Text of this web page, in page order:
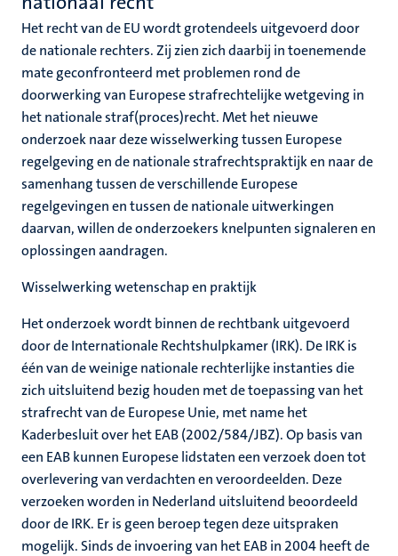
Het recht van de EU wordt grotendeels uitgevoerd door
de nationale rechters. Zij zien zich daarbij in toenemende
mate geconfronteerd met problemen rond de
doorwerking van Europese strafrechtelijke wetgeving in
het nationale straf(proces)recht. Met het nieuwe
onderzoek naar deze wisselwerking tussen Europese
regelgeving en de nationale strafrechtspraktijk en naar de
samenhang tussen de verschillende Europese
regelgevingen en tussen de nationale uitwerkingen
daarvan, willen de onderzoekers knelpunten signaleren en
oplossingen aandragen.
Wisselwerking wetenschap en praktijk
Het onderzoek wordt binnen de rechtbank uitgevoerd
door de Internationale Rechtshulpkamer (IRK). De IRK is
één van de weinige nationale rechterlijke instanties die
zich uitsluitend bezig houden met de toepassing van het
strafrecht van de Europese Unie, met name het
Kaderbesluit over het EAB (2002/584/JBZ). Op basis van
een EAB kunnen Europese lidstaten een verzoek doen tot
overlevering van verdachten en veroordeelden. Deze
verzoeken worden in Nederland uitsluitend beoordeeld
door de IRK. Er is geen beroep tegen deze uitspraken
mogelijk. Sinds de invoering van het EAB in 2004 heeft de